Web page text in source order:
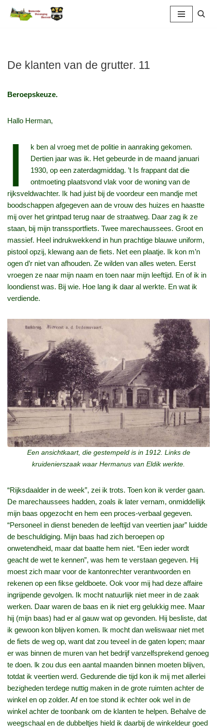
inhoud
De klanten van de grutter. 11
Beroepskeuze.
Hallo Herman,
I
k ben al vroeg met de politie in aanraking gekomen.
Dertien jaar was ik. Het gebeurde in de maand januari
1930, op een zaterdagmiddag. ’t Is frappant dat die
ontmoeting plaatsvond vlak voor de woning van de
rijksveldwachter. Ik had juist bij de voordeur een mandje met
boodschappen afgegeven aan de vrouw des huizes en haastte
mij over het grintpad terug naar de straatweg. Daar zag ik ze
staan, bij mijn transsportfiets. Twee marechaussees. Groot en
massief. Heel indrukwekkend in hun prachtige blauwe uniform,
pistool opzij, klewang aan de fiets. Net een plaatje. Ik kon m’n
ogen d’r niet van afhouden. Ze wilden van alles weten. Eerst
vroegen ze naar mijn naam en toen naar mijn leeftijd. En of ik in
loondienst was. Bij wie. Hoe lang ik daar al werkte. En wat ik
verdiende.
Een ansichtkaart, die gestempeld is in 1912. Links de
kruidenierszaak waar Hermanus van Eldik werkte.
“Rijksdaalder in de week”, zei ik trots. Toen kon ik verder gaan.
De marechaussees hadden, zoals ik later vernam, onmiddellijk
mijn baas opgezocht en hem een proces-verbaal gegeven.
“Personeel in dienst beneden de leeftijd van veertien jaar” luidde
de beschuldiging. Mijn baas had zich beroepen op
onwetendheid, maar dat baatte hem niet. “Een ieder wordt
geacht de wet te kennen”, was hem te verstaan gegeven. Hij
moest zich maar voor de kantonrechter verantwoorden en
rekenen op een fikse geldboete. Ook voor mij had deze affaire
ingrijpende gevolgen. Ik mocht natuurlijk niet meer in de zaak
werken. Daar waren de baas en ik niet erg gelukkig mee. Maar
hij (mijn baas) had er al gauw wat op gevonden. Hij besliste, dat
ik gewoon kon blijven komen. Ik mocht dan weliswaar niet met
de fiets de weg op, want dat zou teveel in de gaten lopen; maar
er was binnen de muren van het bedrijf vanzelfsprekend genoeg
te doen. lk zou dus een aantal maanden binnen moeten blijven,
totdat ik veertien werd. Gedurende die tijd kon ik mij met allerlei
bezigheden terdege nuttig maken in de grote ruimten achter de
winkel en op zolder. Af en toe stond ik echter ook wel in de
winkel achter de toonbank om de klanten te helpen. Behalve de
weegschaal en de dubbeltjes hield ik daarbij de winkeldeur goed